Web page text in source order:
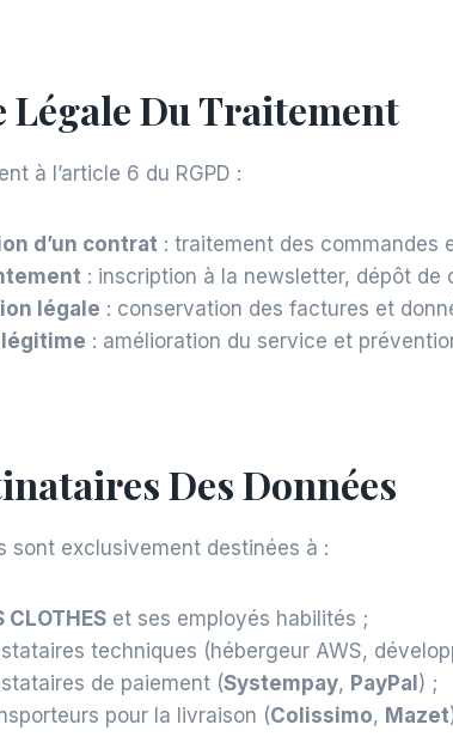
Légale Du Traitement
à l’article 6 du RGPD :
d’un contrat : traitement des commandes
: inscription à la newsletter, dépôt de
légale : conservation des factures et
: amélioration du service et
Des Données
sont exclusivement destinées à :
CLOTHES et ses employés habilités ;
techniques (hébergeur AWS,
de paiement (Systempay, PayPal ) ;
pour la livraison (Colissimo, Mazet